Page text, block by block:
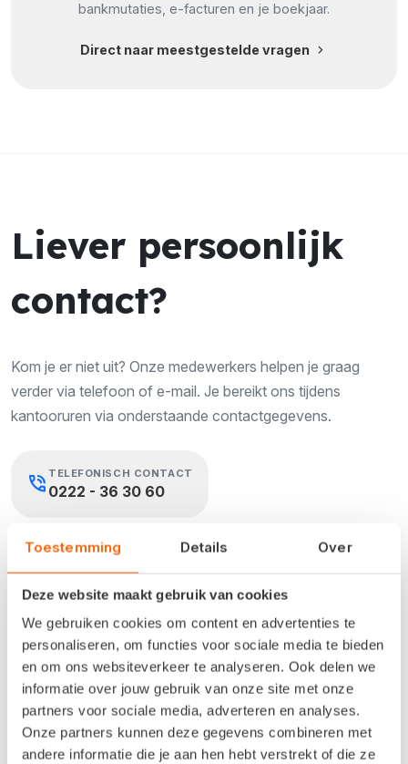
Toestemming Details Over
Deze website maakt gebruik van cookies
We gebruiken cookies om content en advertenties te
personaliseren, om functies voor sociale media te bieden
en om ons websiteverkeer te analyseren. Ook delen we
informatie over jouw gebruik van onze site met onze
partners voor sociale media, adverteren en analyses.
Onze partners kunnen deze gegevens combineren met
andere informatie die je aan hen hebt verstrekt of die ze
bankmutaties, e-facturen en je boekjaar.
Direct naar meestgestelde vragen chevron_right
Liever persoonlijk
contact?
Kom je er niet uit? Onze medewerkers helpen je graag
verder via telefoon of e-mail. Je bereikt ons tijdens
kantooruren via onderstaande contactgegevens.
phone_in_talk TELEFONISCH CONTACT
0222 - 36 30 60
DIRECT E-MAILEN
Beschrijf je vraag zo volledig mogelijk.Dat helpt ons om je
snel en goed te helpen. Een e-mail met alleen een
terugbelverzoek kunnen we niet in behandeling nemen.
support_agent KLANTENSERVICE
klantenservice@snelstart.nl